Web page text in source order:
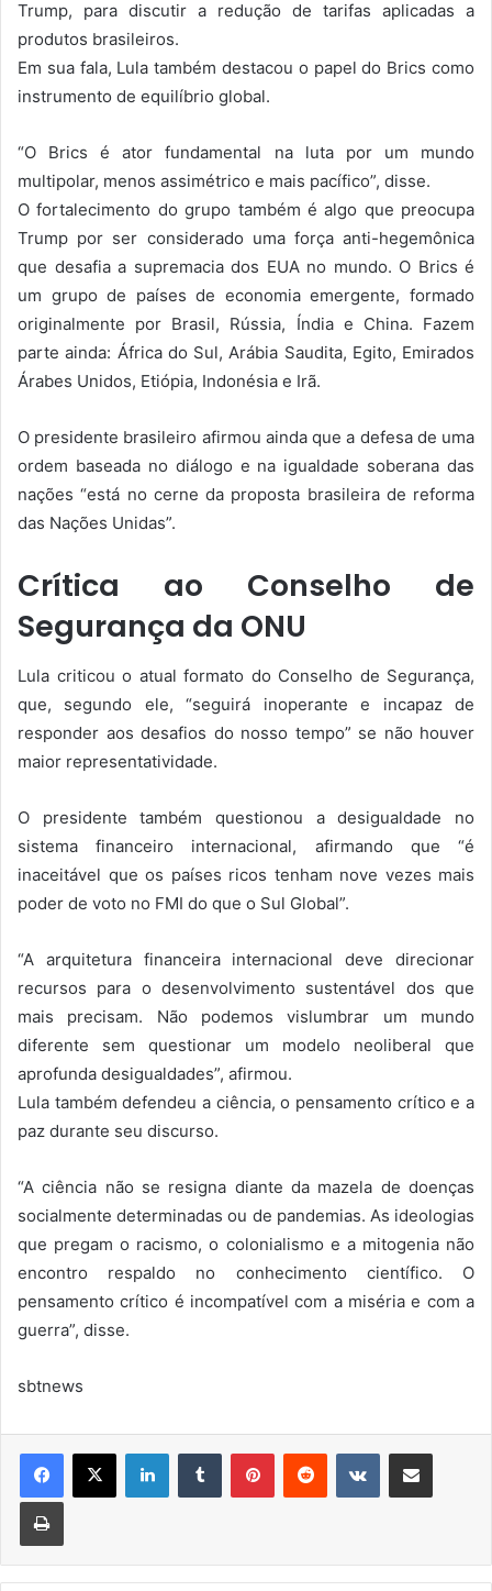
Trump, para discutir a redução de tarifas aplicadas a
produtos brasileiros.
Em sua fala, Lula também destacou o papel do Brics como
instrumento de equilíbrio global.
“O Brics é ator fundamental na luta por um mundo
multipolar, menos assimétrico e mais pacífico”, disse.
O fortalecimento do grupo também é algo que preocupa
Trump por ser considerado uma força anti-hegemônica
que desafia a supremacia dos EUA no mundo. O Brics é
um grupo de países de economia emergente, formado
originalmente por Brasil, Rússia, Índia e China. Fazem
parte ainda: África do Sul, Arábia Saudita, Egito, Emirados
Árabes Unidos, Etiópia, Indonésia e Irã.
O presidente brasileiro afirmou ainda que a defesa de uma
ordem baseada no diálogo e na igualdade soberana das
nações “está no cerne da proposta brasileira de reforma
das Nações Unidas”.
Crítica ao Conselho de
Segurança da ONU
Lula criticou o atual formato do Conselho de Segurança,
que, segundo ele, “seguirá inoperante e incapaz de
responder aos desafios do nosso tempo” se não houver
maior representatividade.
O presidente também questionou a desigualdade no
sistema financeiro internacional, afirmando que “é
inaceitável que os países ricos tenham nove vezes mais
poder de voto no FMI do que o Sul Global”.
“A arquitetura financeira internacional deve direcionar
recursos para o desenvolvimento sustentável dos que
mais precisam. Não podemos vislumbrar um mundo
diferente sem questionar um modelo neoliberal que
aprofunda desigualdades”, afirmou.
Lula também defendeu a ciência, o pensamento crítico e a
paz durante seu discurso.
“A ciência não se resigna diante da mazela de doenças
socialmente determinadas ou de pandemias. As ideologias
que pregam o racismo, o colonialismo e a mitogenia não
encontro respaldo no conhecimento científico. O
pensamento crítico é incompatível com a miséria e com a
guerra”, disse.
sbtnews
LinkedinTumblr PinterestReddit VK Compartilhar via e-mail
Imprimir